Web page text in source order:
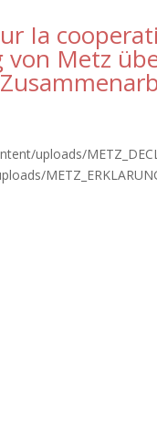
Ia
Metz
uploads/